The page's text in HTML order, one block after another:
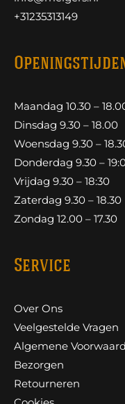
+31235313149
Maandag 10.30 –
Dinsdag 9.30 – 18.00
Woensdag 9.30 –
Donderdag 9.30 –
Vrijdag 9.30 – 18:30
Zaterdag 9.30 – 18.30
Zondag 12.00 – 17.30
Service
Over Ons
Veelgestelde Vragen
Algemene
Bezorgen
Retourneren